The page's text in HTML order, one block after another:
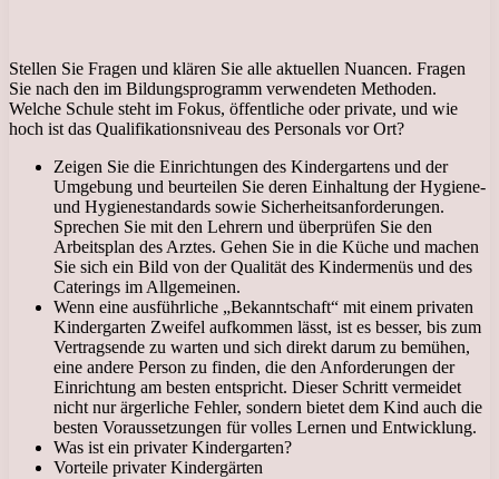
Stellen Sie Fragen und klären Sie alle aktuellen Nuancen. Fragen
Sie nach den im Bildungsprogramm verwendeten Methoden.
Welche Schule steht im Fokus, öffentliche oder private, und wie
hoch ist das Qualifikationsniveau des Personals vor Ort?
Zeigen Sie die Einrichtungen des Kindergartens und der
Umgebung und beurteilen Sie deren Einhaltung der Hygiene-
und Hygienestandards sowie Sicherheitsanforderungen.
Sprechen Sie mit den Lehrern und überprüfen Sie den
Arbeitsplan des Arztes. Gehen Sie in die Küche und machen
Sie sich ein Bild von der Qualität des Kindermenüs und des
Caterings im Allgemeinen.
Wenn eine ausführliche „Bekanntschaft“ mit einem privaten
Kindergarten Zweifel aufkommen lässt, ist es besser, bis zum
Vertragsende zu warten und sich direkt darum zu bemühen,
eine andere Person zu finden, die den Anforderungen der
Einrichtung am besten entspricht. Dieser Schritt vermeidet
nicht nur ärgerliche Fehler, sondern bietet dem Kind auch die
besten Voraussetzungen für volles Lernen und Entwicklung.
Was ist ein privater Kindergarten?
Vorteile privater Kindergärten